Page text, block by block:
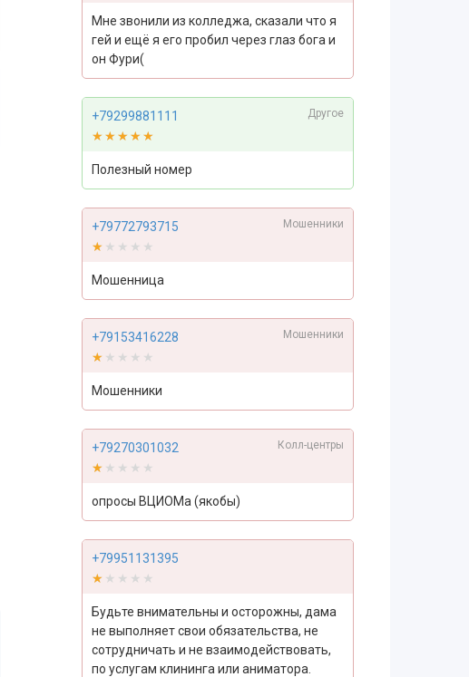
Мне звонили из колледжа, сказали что я
гей и ещё я его пробил через глаз бога и
он Фури(
+79299881111 Другое
★★★★★
★★★★★
Полезный номер
+79772793715 Мошенники
★★★★★
★★★★★
Мошенница
+79153416228 Мошенники
★★★★★
★★★★★
Мошенники
+79270301032 Колл-центры
★★★★★
★★★★★
опросы ВЦИОМа (якобы)
+79951131395
★★★★★
★★★★★
Будьте внимательны и осторожны, дама
не выполняет свои обязательства, не
сотрудничать и не взаимодействовать,
по услугам клининга или аниматора.